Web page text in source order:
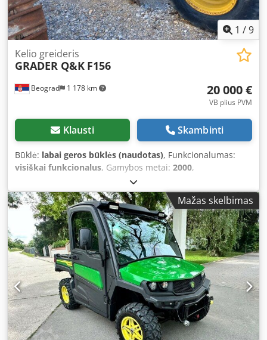
1 /9
Beograd 1 178 km
Kelio greideris
GRADER Q&K F156
20 000 €
VB plius PVM
Klausti Skambinti
Būklė: labai geros būklės (naudotas), Funkcionalumas:
visiškai funkcionalus, Gamybos metai: 2000,
mašinos/transporto priemonės numeris:
Zustand Djdjyi Uq Iepfx Actokr
Mažas skelbimas